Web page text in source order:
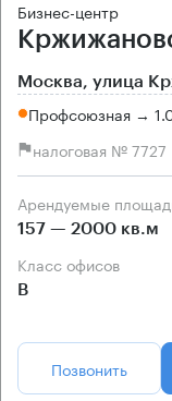
Бизнес-центр
Москва, улица
Профсоюзная →
налоговая № 7727
Арендуемые
157 — 2000 кв.м
Класс офисов
B
Позвонить